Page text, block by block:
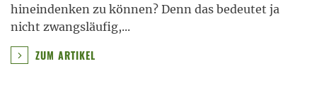
hineindenken zu können? Denn das bedeutet ja
nicht zwangsläufig,...
ZUM ARTIKEL